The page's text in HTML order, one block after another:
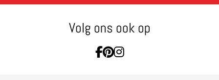
Volg ons ook op
Ga naar Facebook
Ga naar Pinterest
Ga naar Instagram